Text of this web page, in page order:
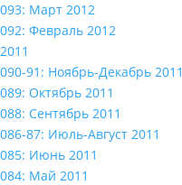
093: Март 2012
092: Февраль 2012
2011
090-91: Ноябрь-Декабрь 2011
089: Октябрь 2011
088: Сентябрь 2011
086-87: Июль-Август 2011
085: Июнь 2011
084: Май 2011